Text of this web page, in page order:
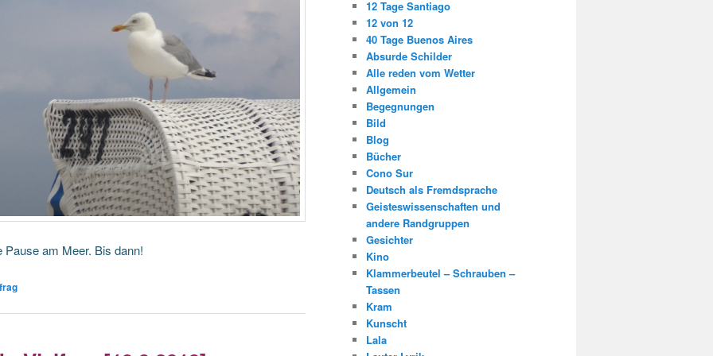
am Meer. Bis dann!
12 Tage Santiago
12 von 12
40 Tage Buenos Aires
Absurde Schilder
Alle reden vom Wetter
Allgemein
Begegnungen
Bild
Blog
Bücher
Cono Sur
Deutsch als Fremdsprache
Geisteswissenschaften und
andere Randgruppen
Gesichter
Kino
Klammerbeutel – Schrauben –
Tassen
Kram
Kunscht
Lala